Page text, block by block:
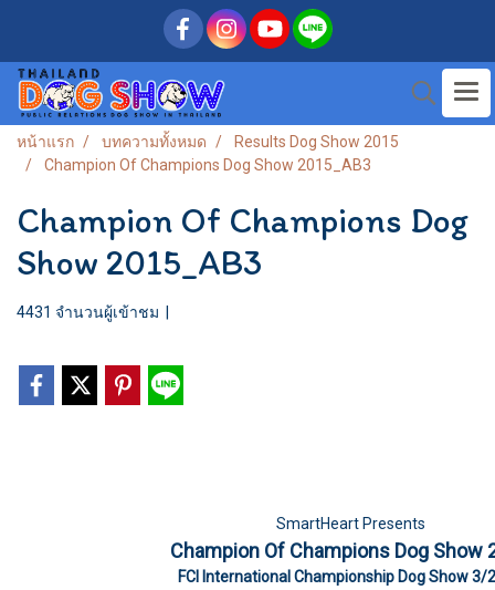
หน้าแรก บทความทั้งหมด
Results Dog Show 2015
Champion Of Champions Dog Show 2015_AB3
Champion Of Champions Dog
Show 2015_AB3
4431 จำนวนผู้เข้าชม
SmartHeart Presents
Champion Of Champions Dog Show
FCI International Championship Dog Show 3/